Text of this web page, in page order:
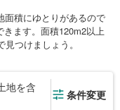
面積にゆとりがあるので
ます。面積120m2以上
つけましょう。
地を含
条件変更